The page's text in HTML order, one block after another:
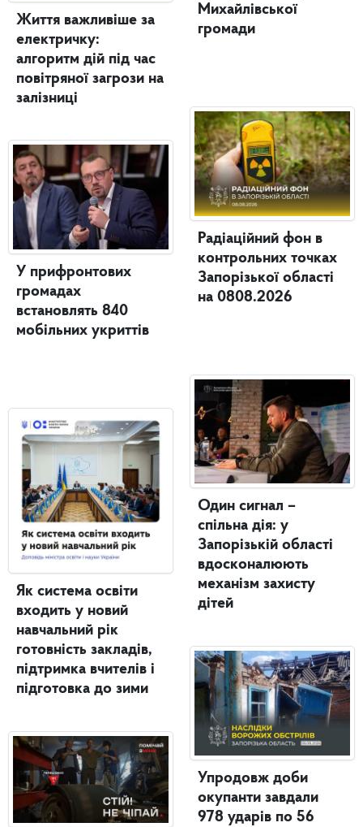
Життя важливіше за
електричку:
алгоритм дій під час
повітряної загрози на
залізниці
У прифронтових
громадах
встановлять 840
мобільних укриттів
Як система освіти
входить у новий
навчальний рік
готовність закладів,
підтримка вчителів і
підготовка до зими
Михайлівської
громади
Радіаційний фон в
контрольних точках
Запорізької області
на 0808.2026
Один сигнал –
спільна дія: у
Запорізькій області
вдосконалюють
механізм захисту
дітей
Упродовж доби
окупанти завдали
978 ударів по 56